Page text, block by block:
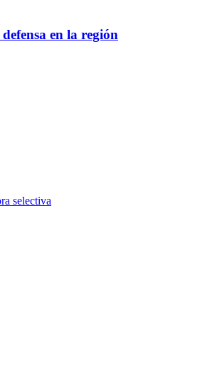
en la región
selectiva